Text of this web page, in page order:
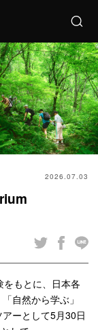
2026.07.03
もとに、⽇本各
⾃然から学ぶ」
ーとして5⽉30⽇